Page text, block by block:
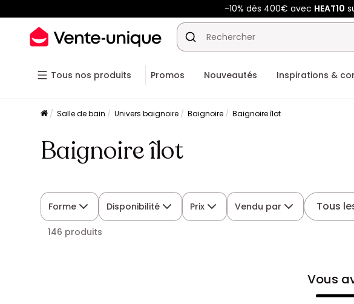
-10% dès 400€ avec HEAT10
Tous nos produits Promos Nouveautés Inspirations &
Salle de bain Univers baignoire Baignoire Baignoire îlot
Baignoire îlot
Forme Disponibilité Prix Vendu par Tous
146 produits
Vous